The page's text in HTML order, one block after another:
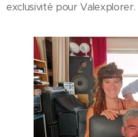
exclusivité pour Valexplorer.